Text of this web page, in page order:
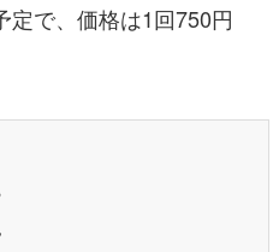
定で、価格は1回750円